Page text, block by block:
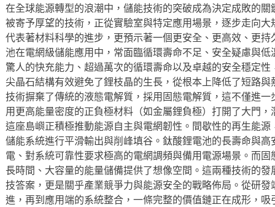
在全球能源轉型的浪潮中，儲能技術的突破成為決定成敗的
被寄予厚望的技術，正從實驗室與特定應用場景，逐步走向
代表著材料科學的進步，更預示著一個更安全、更高效、更
池在電網級儲能應用中，常面臨循環壽命不足、安全疑慮與
驚人的快充能力、超過萬次的循環壽命以及卓越的安全穩定
尖晶石結構有效避免了鋰枝晶的生長，從根本上降低了短路
技術摒棄了傳統的液態電解質，採用固態電解質，這不僅進
用更高能量密度的正負極材料（如金屬鋰負極）打開了大門
這座島嶼正積極推動能源自主與電網韌性。間歇性的再生能
儲能系統進行平滑輸出與削峰填谷。鈦酸鋰電池的長壽命與
電、對系統可靠性要求極高的電網調頻與備用電源場景。而
長時間、大容量的能量儲備提供了想像空間。這兩種技術的
技答案，更是關乎產業競爭力與能源安全的戰略佈局。從研
進，再到應用端的系統整合，一條完整的價值鏈正在成形，